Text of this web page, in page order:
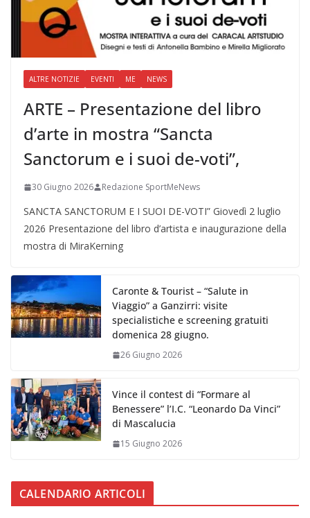
ALTRE NOTIZIE EVENTI ME NEWS
ARTE – Presentazione del libro
d’arte in mostra “Sancta
Sanctorum e i suoi de-voti”,
30 Giugno 2026 Redazione SportMeNews
SANCTA SANCTORUM E I SUOI DE-VOTI” Giovedì 2 luglio
2026 Presentazione del libro d’artista e inaugurazione della
mostra di MiraKerning
Caronte & Tourist – “Salute in
Viaggio” a Ganzirri: visite
specialistiche e screening gratuiti
domenica 28 giugno.
26 Giugno 2026
Vince il contest di “Formare al
Benessere” l’I.C. “Leonardo Da Vinci”
di Mascalucia
15 Giugno 2026
CALENDARIO ARTICOLI